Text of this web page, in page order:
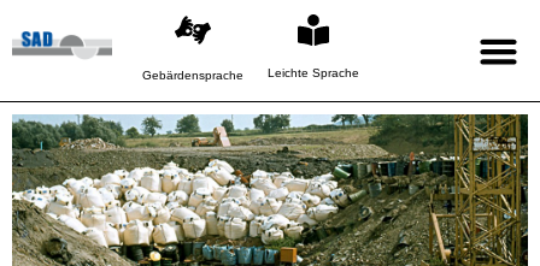
Gebärdensprache Leichte Sprache